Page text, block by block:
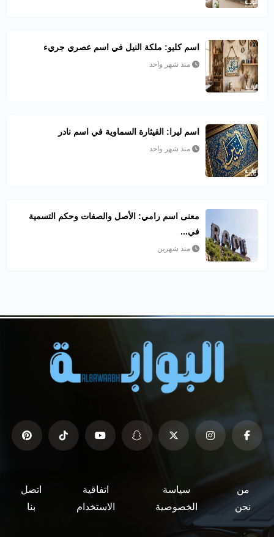
اسم كليو: ملكة النيل في اسم عصري جريء
منذ شهر واحد
اسم ليرا: القيثارة السماوية في اسم نادر
منذ شهر واحد
معنى اسم رامي: الأصل والصفات وحكم التسمية
في...
منذ شهرين
من
نحن
سياسة
الخصوصية
اتفاقية
الاستخدام
اتصل
بنا